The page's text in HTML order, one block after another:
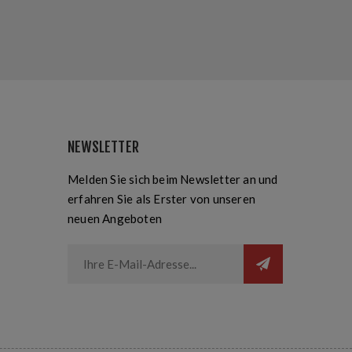
NEWSLETTER
Melden Sie sich beim Newsletter an und
erfahren Sie als Erster von unseren
neuen Angeboten